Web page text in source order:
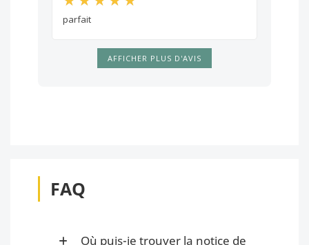
parfait
AFFICHER PLUS D'AVIS
FAQ
Où puis-je trouver la notice de